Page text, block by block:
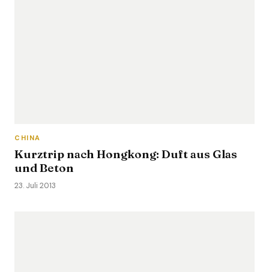
CHINA
Kurztrip nach Hongkong: Duft aus Glas
und Beton
23. Juli 2013